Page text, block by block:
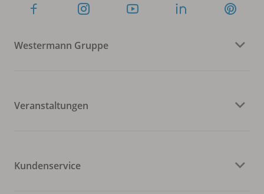
Westermann Gruppe
Veranstaltungen
Kundenservice